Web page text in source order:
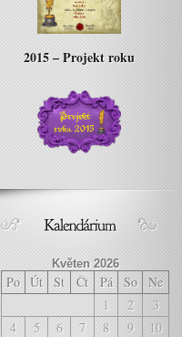
2015 – Projekt roku
Květen 2026
Po Út St Čt Pá So
Ne
1
2
3
4
5 6 7 8 9
10